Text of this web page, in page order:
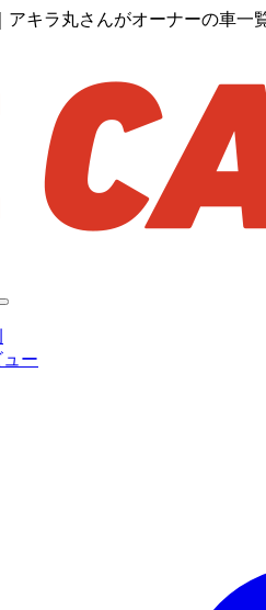
アキラ丸さんがオーナーの車一
ー